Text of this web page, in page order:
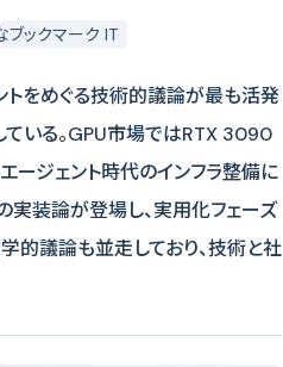
ブックマーク IT
トをめぐる技術的議論が最も活発
ている。GPU市場ではRTX 3090
ージェント時代のインフラ整備に
実装論が登場し、実用化フェーズ
的議論も並走しており、技術と社